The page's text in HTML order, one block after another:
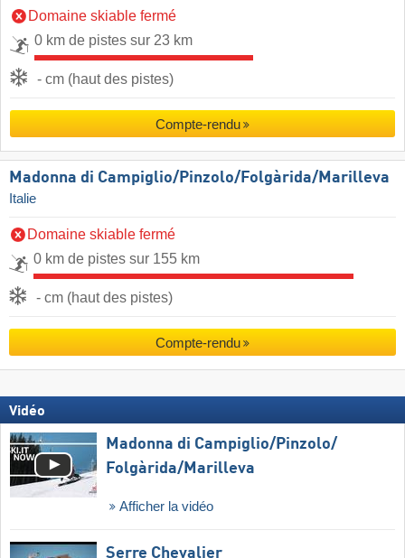
Domaine skiable fermé
0 km de pistes sur 23 km
- cm (haut des pistes)
Compte-rendu
Madonna di Campiglio/​Pinzolo/​Folgàrida/​Marilleva
Italie
Domaine skiable fermé
0 km de pistes sur 155 km
- cm (haut des pistes)
Compte-rendu
Vidéo
Madonna di Campiglio/​Pinzolo/​
Folgàrida/​Marilleva
Afficher la vidéo
Serre Chevalier